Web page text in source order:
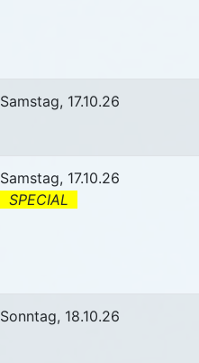
Samstag, 17.10.26
Samstag, 17.10.26
SPECIAL
Sonntag, 18.10.26